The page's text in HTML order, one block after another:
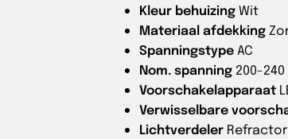
Kleur behuizingWit
Materiaal afdekking
Spanningstype AC
Nom. spanning 200-240
Voorschakelapparaat
Verwisselbare
Lichtverdeler